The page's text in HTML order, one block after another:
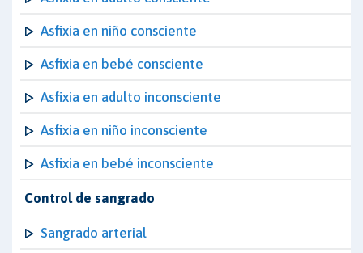
Asfixia en niño consciente
Asfixia en bebé consciente
Asfixia en adulto inconsciente
Asfixia en niño inconsciente
Asfixia en bebé inconsciente
Control de sangrado
Sangrado arterial